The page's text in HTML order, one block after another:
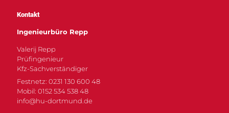
Kontakt
Ingenieurbüro Repp
Valerij Repp
Prüfingenieur
Kfz-Sachverständiger
Festnetz: 0231 130 600 48
Mobil: 0152 534 538 48
info@hu-dortmund.de